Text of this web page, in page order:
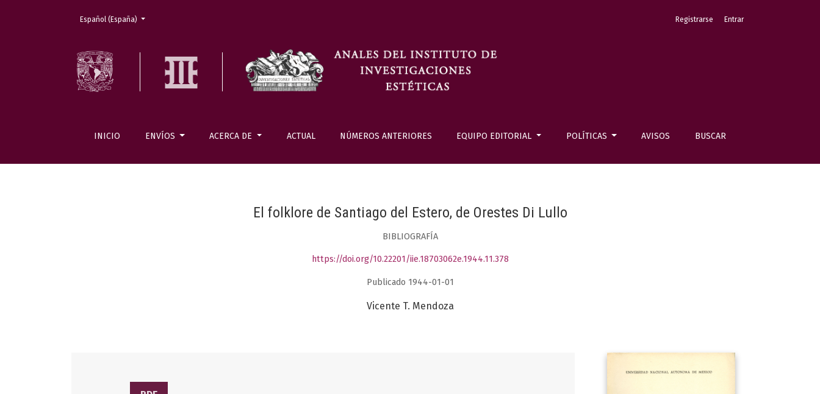
INICIO ENVÍOS ACERCA DE ACTUAL NÚMEROS ANTERIORES EQUIPO EDITORIAL POLÍTICAS AVISOS BUSCAR
Registrarse Entrar
Cambiar el idioma. El actual es:
Español (España)
El folklore de Santiago del Estero, de Orestes Di Lullo
BIBLIOGRAFÍA
https://doi.org/10.22201/iie.18703062e.1944.11.378
Publicado 1944-01-01
Vicente T. Mendoza